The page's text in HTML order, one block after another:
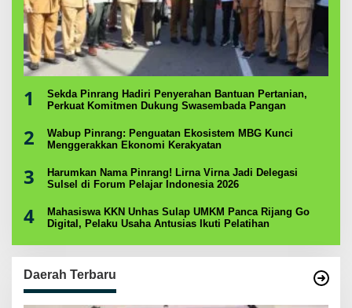
1
Sekda Pinrang Hadiri Penyerahan Bantuan Pertanian,
Perkuat Komitmen Dukung Swasembada Pangan
2
Wabup Pinrang: Penguatan Ekosistem MBG Kunci
Menggerakkan Ekonomi Kerakyatan
3
Harumkan Nama Pinrang! Lirna Virna Jadi Delegasi
Sulsel di Forum Pelajar Indonesia 2026
4
Mahasiswa KKN Unhas Sulap UMKM Panca Rijang Go
Digital, Pelaku Usaha Antusias Ikuti Pelatihan
Daerah Terbaru